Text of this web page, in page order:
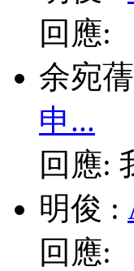
回應:
余宛蒨
申...
回應:
明俊 :
回應: